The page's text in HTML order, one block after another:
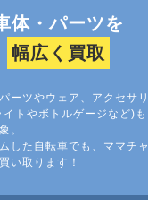
体・パーツを
幅広く買取
ーツやウェア、アクセサリ
イトやボトルゲージなど)も
。
した自転車でも、ママチャ
い取ります！